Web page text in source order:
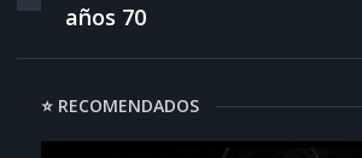
años 70
⭐ RECOMENDADOS